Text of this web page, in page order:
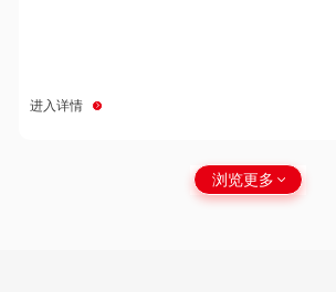
进入详情
浏览更多